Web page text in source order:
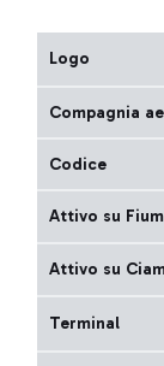
Logo
Compagnia
Codice
Attivo su
Attivo su
Terminal